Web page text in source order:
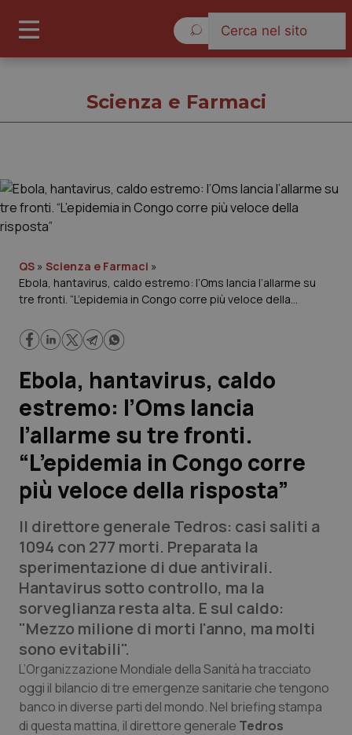
Cronache
Governo e Parlamento
Regioni e Asl
Lavoro e Professioni
Scienza e Farmaci
Studi e Analisi
Lettere al direttore
QS Pro
Professionisti Sanitari.AI
Abruzzo
Basilicata
Calabria
QS Pro Gold
Artrite & artrosi
Asma & BPCO
QS Club Newsletter
Scienza e Farmaci
QS » Scienza e Farmaci »
Ebola, hantavirus, caldo estremo: l’Oms lancia l’allarme su
tre fronti. “L’epidemia in Congo corre più veloce della
Ebola, hantavirus, caldo
estremo: l’Oms lancia
l’allarme su tre fronti.
“L’epidemia in Congo corre
più veloce della risposta”
Il direttore generale Tedros: casi saliti a
1094 con 277 morti. Preparata la
sperimentazione di due antivirali.
Hantavirus sotto controllo, ma la
sorveglianza resta alta. E sul caldo:
"Mezzo milione di morti l'anno, ma molti
sono evitabili".
L’Organizzazione Mondiale della Sanità ha tracciato
oggi il bilancio di tre emergenze sanitarie che tengono
banco in diverse parti del mondo. Nel briefing stampa
di questa mattina, il direttore generale Tedros